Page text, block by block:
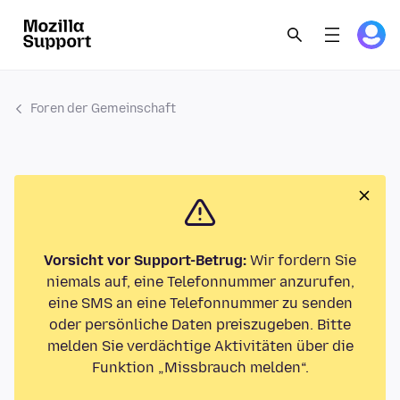
Foren der Gemeinschaft
Vorsicht vor Support-Betrug: Wir fordern Sie
niemals auf, eine Telefonnummer anzurufen,
eine SMS an eine Telefonnummer zu senden
oder persönliche Daten preiszugeben. Bitte
melden Sie verdächtige Aktivitäten über die
Funktion „Missbrauch melden“.